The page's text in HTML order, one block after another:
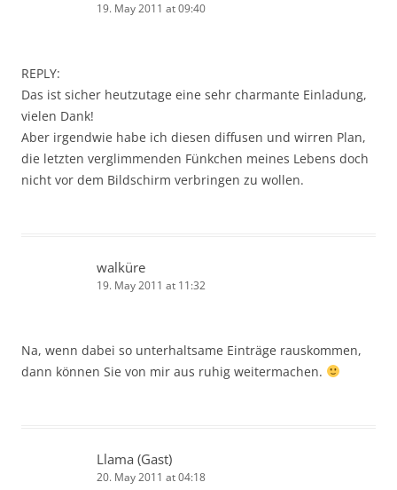
19. May 2011 at 09:40
REPLY:
Das ist sicher heutzutage eine sehr charmante Einladung,
vielen Dank!
Aber irgendwie habe ich diesen diffusen und wirren Plan,
die letzten verglimmenden Fünkchen meines Lebens doch
nicht vor dem Bildschirm verbringen zu wollen.
walküre
19. May 2011 at 11:32
Na, wenn dabei so unterhaltsame Einträge rauskommen,
dann können Sie von mir aus ruhig weitermachen.
Llama (Gast)
20. May 2011 at 04:18